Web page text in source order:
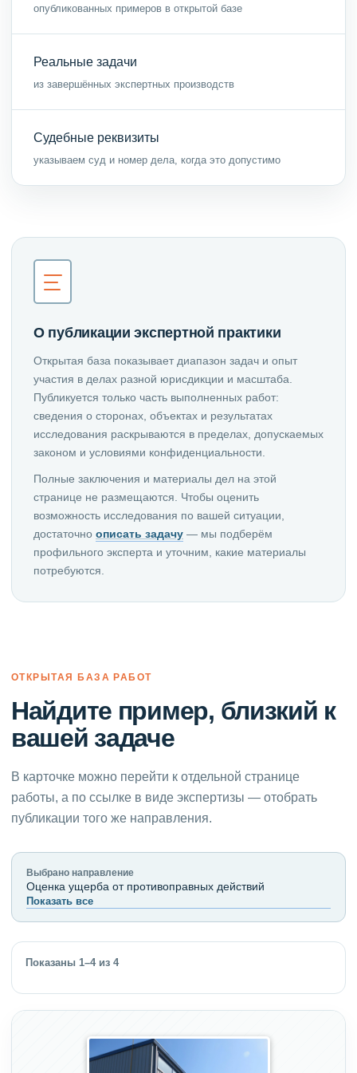
опубликованных примеров в открытой базе
Реальные задачи
из завершённых экспертных производств
Судебные реквизиты
указываем суд и номер дела, когда это допустимо
О публикации экспертной практики
Открытая база показывает диапазон задач и опыт
участия в делах разной юрисдикции и масштаба.
Публикуется только часть выполненных работ:
сведения о сторонах, объектах и результатах
исследования раскрываются в пределах, допускаемых
законом и условиями конфиденциальности.
Полные заключения и материалы дел на этой
странице не размещаются. Чтобы оценить
возможность исследования по вашей ситуации,
достаточно описать задачу — мы подберём
профильного эксперта и уточним, какие материалы
потребуются.
ОТКРЫТАЯ БАЗА РАБОТ
Найдите пример, близкий к
вашей задаче
В карточке можно перейти к отдельной странице
работы, а по ссылке в виде экспертизы — отобрать
публикации того же направления.
Выбрано направление
Оценка ущерба от противоправных действий
Показать все
Показаны 1–4 из 4